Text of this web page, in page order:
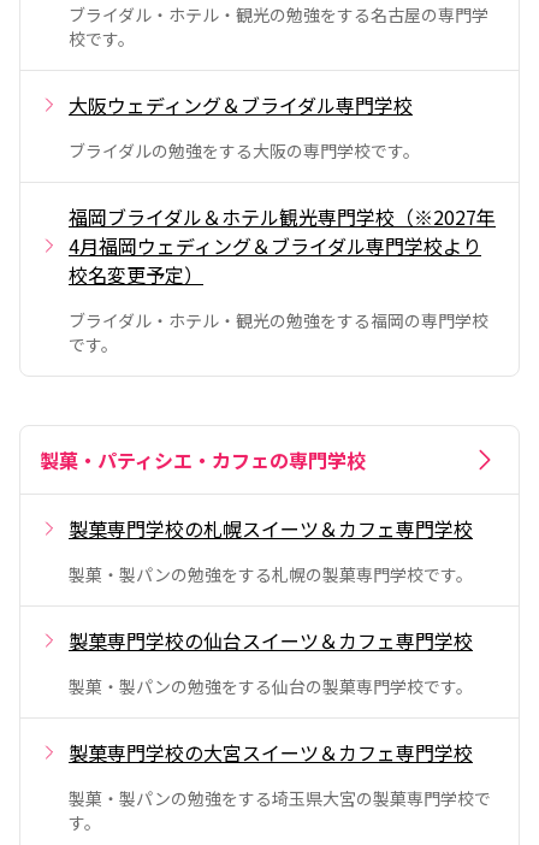
ブライダル・ホテル・観光の勉強をする名古屋の専門学
校です。
大阪ウェディング＆ブライダル専門学校
ブライダルの勉強をする大阪の専門学校です。
福岡ブライダル＆ホテル観光専門学校（※2027年
4月福岡ウェディング＆ブライダル専門学校より
校名変更予定）
ブライダル・ホテル・観光の勉強をする福岡の専門学校
です。
製菓・パティシエ・カフェの専門学校
製菓専門学校の札幌スイーツ＆カフェ専門学校
製菓・製パンの勉強をする札幌の製菓専門学校です。
製菓専門学校の仙台スイーツ＆カフェ専門学校
製菓・製パンの勉強をする仙台の製菓専門学校です。
製菓専門学校の大宮スイーツ＆カフェ専門学校
製菓・製パンの勉強をする埼玉県大宮の製菓専門学校で
す。